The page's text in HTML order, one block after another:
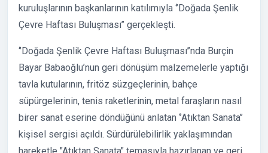
kuruluşlarının başkanlarının katılımıyla ‘’Doğada Şenlik
Çevre Haftası Buluşması’’ gerçekleşti.
‘’Doğada Şenlik Çevre Haftası Buluşması’’nda Burçin
Bayar Babaoğlu’nun geri dönüşüm malzemelerle yaptığı
tavla kutularının, fritöz süzgeçlerinin, bahçe
süpürgelerinin, tenis raketlerinin, metal faraşların nasıl
birer sanat eserine döndüğünü anlatan ‘’Atıktan Sanata’’
kişisel sergisi açıldı. Sürdürülebilirlik yaklaşımından
hareketle "Atıktan Sanata" temasıyla hazırlanan ve geri